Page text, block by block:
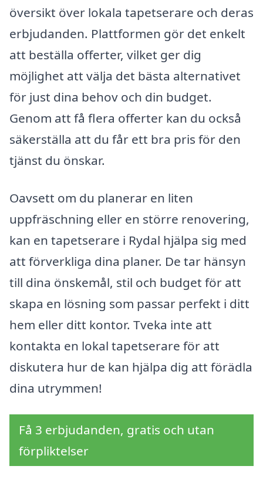
översikt över lokala tapetserare och deras
erbjudanden. Plattformen gör det enkelt
att beställa offerter, vilket ger dig
möjlighet att välja det bästa alternativet
för just dina behov och din budget.
Genom att få flera offerter kan du också
säkerställa att du får ett bra pris för den
tjänst du önskar.
Oavsett om du planerar en liten
uppfräschning eller en större renovering,
kan en tapetserare i Rydal hjälpa sig med
att förverkliga dina planer. De tar hänsyn
till dina önskemål, stil och budget för att
skapa en lösning som passar perfekt i ditt
hem eller ditt kontor. Tveka inte att
kontakta en lokal tapetserare för att
diskutera hur de kan hjälpa dig att förädla
dina utrymmen!
Få 3 erbjudanden, gratis och utan
förpliktelser